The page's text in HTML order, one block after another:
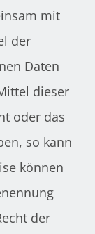
mit
der
Daten
dieser
oder das
so kann
können
der